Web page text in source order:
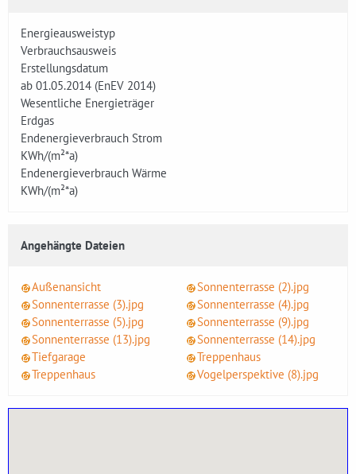
Energieausweistyp
Verbrauchsausweis
Erstellungsdatum
ab 01.05.2014 (EnEV 2014)
Wesentliche Energieträger
Erdgas
Endenergieverbrauch Strom
KWh/(m²*a)
Endenergieverbrauch Wärme
KWh/(m²*a)
Angehängte Dateien
Außenansicht
Sonnenterrasse (2).jpg
Sonnenterrasse (3).jpg
Sonnenterrasse (4).jpg
Sonnenterrasse (5).jpg
Sonnenterrasse (9).jpg
Sonnenterrasse (13).jpg
Sonnenterrasse (14).jpg
Tiefgarage
Treppenhaus
Treppenhaus
Vogelperspektive (8).jpg